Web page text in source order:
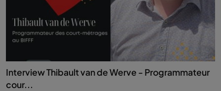
Interview Thibault van de Werve - Programmateur
cour...